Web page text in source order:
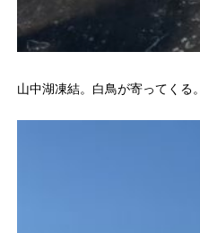
山中湖凍結。白鳥が寄ってくる。